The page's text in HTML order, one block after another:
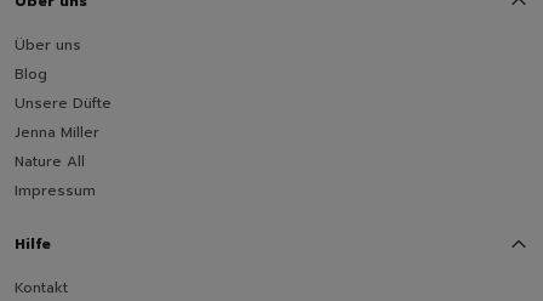
Über uns
Blog
Unsere Düfte
Jenna Miller
Nature All
Impressum
Hilfe
Kontakt